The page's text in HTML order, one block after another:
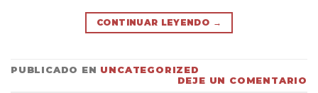
CONTINUAR LEYENDO →
PUBLICADO EN UNCATEGORIZED
DEJE UN COMENTARIO